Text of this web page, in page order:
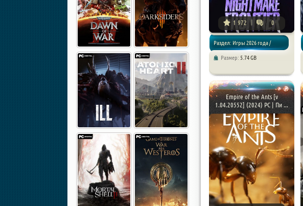
1 972 0
Раздел: Игры 2026 года /
Размер: 5.74 GB
Empire of the Ants [v
1.04.20552] (2024) PC | Пи ...